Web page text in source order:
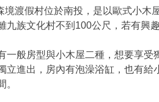
境渡假村位於南投，是以歐式小木
九族文化村不到100公尺，若有興
一般房型與小木屋二種，想要享
立進出，房內有泡澡浴缸，也有
。